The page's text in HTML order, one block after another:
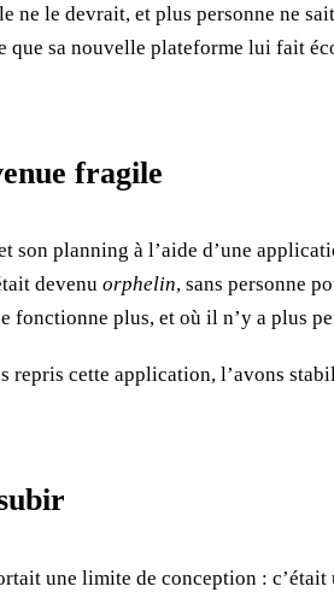
ne le devrait, et plus personne ne
sa nouvelle plateforme lui fait
fragile
son planning à l’aide d’une
devenu orphelin, sans personne
plus, et où il n’y a plus
repris cette application, l’avons
une limite de conception :